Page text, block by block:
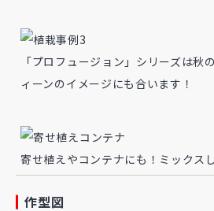
「プロフュージョン」シリーズは秋
ィーンのイメージにも合います！
寄せ植えやコンテナにも！ミックス
作型図